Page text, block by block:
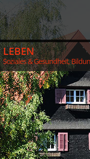
LEBEN
Soziales & Gesundheit,